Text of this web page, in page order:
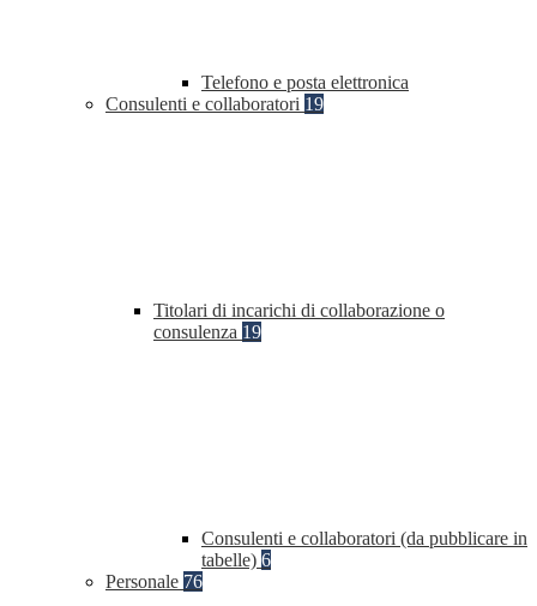
Telefono e posta elettronica
Consulenti e collaboratori 19
Titolari di incarichi di collaborazione o
consulenza 19
Consulenti e collaboratori (da pubblicare in
tabelle) 6
Personale 76